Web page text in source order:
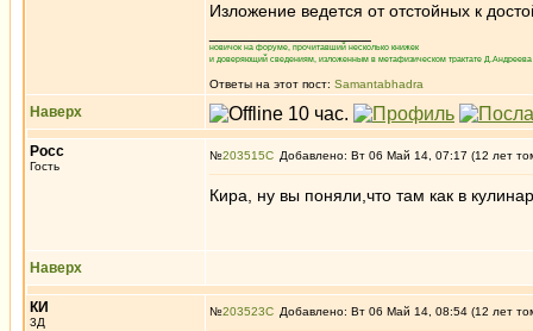
Изложение ведется от отстойных к
новичок на форуме, прочитавший несколько книжек
и доверяющий сведениям, изложенным в метафизическом трактате
Ответы на этот пост: Samantabhadra
Наверх
Росс
Гость
№203515 Добавлено: Вт 06 Май 14, 07:17 (12 лет
Кира, ну вы поняли,что там как в
Наверх
КИ
3Д
№203523 Добавлено: Вт 06 Май 14, 08:54 (12 лет